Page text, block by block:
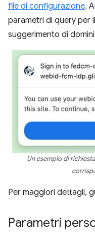
file di configurazione.
parametri di query per
suggerimento di
Un esempio di
Per maggiori dettagli,
Parametri